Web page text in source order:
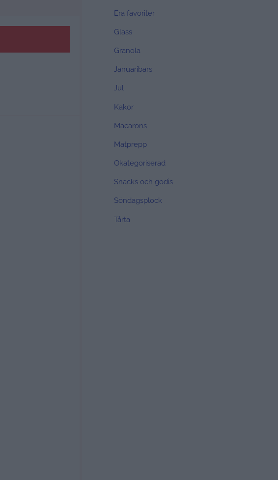
Era favoriter
Glass
Granola
Januaribars
Jul
Kakor
Macarons
Matprepp
Okategoriserad
Snacks och godis
Söndagsplock
Tårta